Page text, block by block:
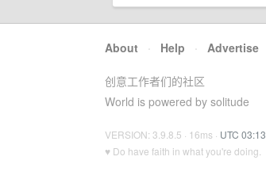
About · Help · Advertise
创意工作者们的社区
World is powered by solitude
VERSION: 3.9.8.5 · 16ms · UTC 03:13
♥ Do have faith in what you're doing.